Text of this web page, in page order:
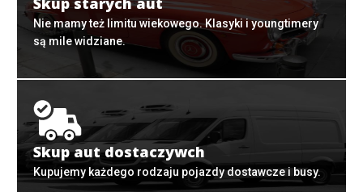
Nie mamy też limitu wiekowego. Klasyki i youngtimery
są mile widziane.
Skup aut dostaczywch
Kupujemy każdego rodzaju pojazdy dostawcze i busy.